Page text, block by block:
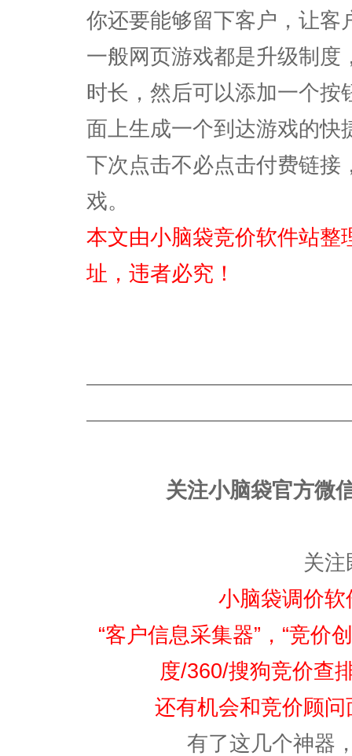
你还要能够留下客户，让客
一般网页游戏都是升级制度
时长，然后可以添加一个按
面上生成一个到达游戏的快
下次点击不必点击付费链接
戏。
本文由小脑袋竞价软件站整
址，违者必究！
关注小脑袋官方微
关注
小脑袋调价
“客户信息采集器”，“竞价
度/360/搜狗竞价查
还有机会和竞价顾
有了这几个神器